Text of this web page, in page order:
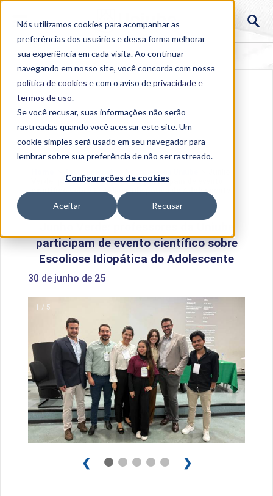
Nós utilizamos cookies para acompanhar as
preferências dos usuários e dessa forma melhorar
sua experiência em cada visita. Ao continuar
navegando em nosso site, você concorda com nossa
política de cookies e com o aviso deprivacidade e
termos de uso.
Se você recusar, suas informações não serão
rastreadas quando você acessar este site. Um
cookie simples será usado em seu navegador para
lembrar sobre sua preferência de não ser rastreado.
Configurações de cookies
Aceitar Recusar
Verde: professores da Uniube participam de evento
científico sobre Escoliose Idiopática do Adolescente
participam de evento científico sobre
Escoliose Idiopática do Adolescente
30 de junho de 25
1 / 5
❮ ❯